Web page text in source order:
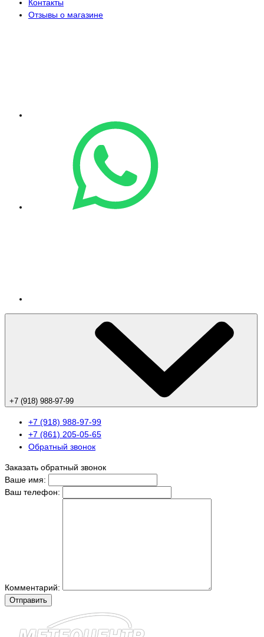
Контакты
Отзывы о магазине
+7 (918) 988-97-99
+7 (918) 988-97-99
+7 (861) 205-05-65
Обратный звонок
Заказать обратный звонок
Ваше имя:
Ваш телефон:
Комментарий:
Отправить